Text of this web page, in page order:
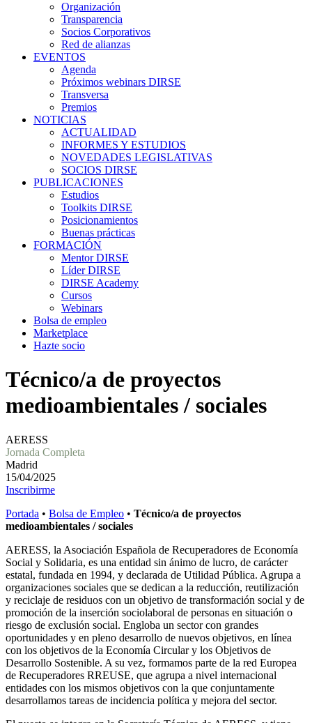
Organización
Transparencia
Socios Corporativos
Red de alianzas
EVENTOS
Agenda
Próximos webinars DIRSE
Transversa
Premios
NOTICIAS
ACTUALIDAD
INFORMES Y ESTUDIOS
NOVEDADES LEGISLATIVAS
SOCIOS DIRSE
PUBLICACIONES
Estudios
Toolkits DIRSE
Posicionamientos
Buenas prácticas
FORMACIÓN
Mentor DIRSE
Líder DIRSE
DIRSE Academy
Cursos
Webinars
Bolsa de empleo
Marketplace
Hazte socio
Técnico/a de proyectos
medioambientales / sociales
AERESS
Jornada Completa
Madrid
15/04/2025
Inscribirme
Portada • Bolsa de Empleo • Técnico/a de proyectos
medioambientales / sociales
AERESS, la Asociación Española de Recuperadores de Economía
Social y Solidaria, es una entidad sin ánimo de lucro, de carácter
estatal, fundada en 1994, y declarada de Utilidad Pública. Agrupa a
organizaciones sociales que se dedican a la reducción, reutilización
y reciclaje de residuos con un objetivo de transformación social y de
promoción de la inserción sociolaboral de personas en situación o
riesgo de exclusión social. Engloba un sector con grandes
oportunidades y en pleno desarrollo de nuevos objetivos, en línea
con los objetivos de la Economía Circular y los Objetivos de
Desarrollo Sostenible. A su vez, formamos parte de la red Europea
de Recuperadores RREUSE, que agrupa a nivel internacional
entidades con los mismos objetivos con la que conjuntamente
desarrollamos tareas de incidencia política y mejora del sector.